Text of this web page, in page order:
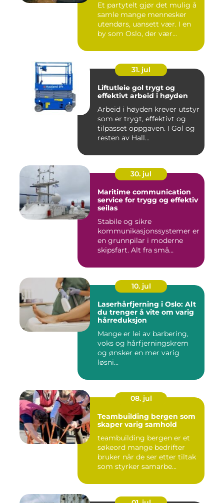
Et partytelt gjør det mulig å
samle mange mennesker
utendørs, uansett vær. I en
by som Oslo, der vær...
31. jul
Liftutleie gol trygt og
effektivt arbeid i høyden
Arbeid i høyden krever utstyr
som er trygt, effektivt og
tilpasset oppgaven. I Gol og
resten av Hall...
30. jul
Maritime communication
service for trygg og effektiv
seilas
Stabile og sikre
kommunikasjonssystemer er
en grunnpilar i moderne
skipsfart. Alt fra små
10. jul
Laserhårfjerning i Oslo: Alt
du trenger å vite om varig
hårreduksjon
Mange er lei av barbering,
voks og hårfjerningskrem
og ønsker en mer varig
løsni...
08. jul
Teambuilding bergen som
skaper varig samhold
teambuilding bergen er et
søkeord mange bedrifter
bruker når de ser etter tiltak
som styrker samarbe...